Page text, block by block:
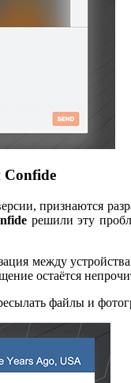
Confide
признаются
решили эту
между
остаётся
файлы и